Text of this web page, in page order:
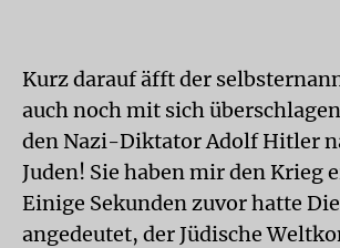
Kurz darauf äfft der
auch noch mit sich
den Nazi-Diktator Adolf Hitler
Juden! Sie haben mir den Krieg
Einige Sekunden zuvor hatte
angedeutet, der Jüdische